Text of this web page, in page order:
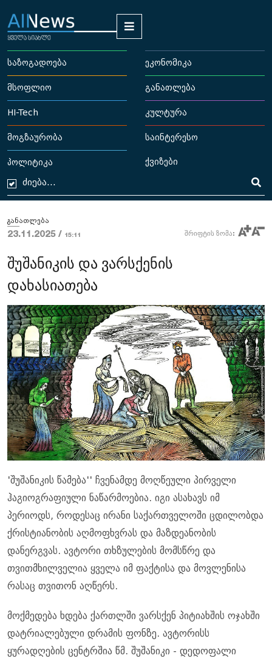
საზოგადოება ეკონომიკა
მსოფლიო განათლება
HI-Tech კულტურა
მოგზაურობა საინტერესო
პოლიტიკა ქვიზები
განათლება
23.11.2025 / 15:11 შრიფტის ზომა:
შუშანიკის და ვარსქენის
დახასიათება
'შუშანიკის წამება'' ჩვენამდე მოღწეული პირველი
ჰაგიოგრაფიული ნაწარმოებია. იგი ასახავს იმ
პერიოდს, როდესაც ირანი საქართველოში ცდილობდა
ქრისტიანობის აღმოფხვრას და მაზდეანობის
დანერგვას. ავტორი თხზულების მომსწრე და
თვითმხილველია ყველა იმ ფაქტისა და მოვლენისა
რასაც თვითონ აღწერს.
მოქმედება ხდება ქართლში ვარსქენ პიტიახშის ოჯახში
დატრიალებული დრამის ფონზე. ავტორისს
ყურადღების ცენტრშია წმ. შუშანიკი - დედოფალი